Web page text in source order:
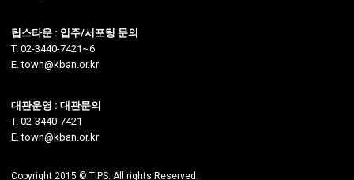
팁스타운 : 입주/서포팅 문의
T. 02-3440-7421~6
E. town@kban.or.kr
대관운영 : 대관문의
T. 02-3440-7421
E. town@kban.or.kr
Copyright 2015 © TIPS. All rights Reserved.